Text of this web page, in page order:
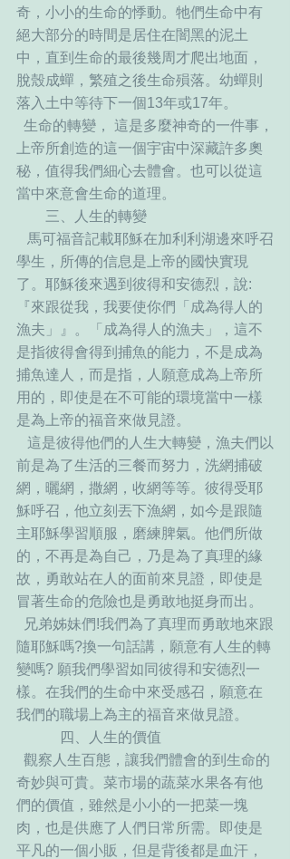
奇，小小的生命的悸動。牠們生命中有
絕大部分的時間是居住在闇黑的泥土
中，直到生命的最後幾周才爬出地面，
脫殼成蟬，繁殖之後生命殞落。幼蟬則
落入土中等待下一個13年或17年。
上帝所創造的這一個宇宙中深藏許多奧
秘，值得我們細心去體會。也可以從這
當中來意會生命的道理。
   　 三、人生的轉變
學生，所傳的信息是上帝的國快實現
了。耶穌後來遇到彼得和安德烈，說:
『來跟從我，我要使你們「成為得人的
漁夫」』。「成為得人的漁夫」，這不
是指彼得會得到捕魚的能力，不是成為
捕魚達人，而是指，人願意成為上帝所
用的，即使是在不可能的環境當中一樣
是為上帝的福音來做見證。
前是為了生活的三餐而努力，洗網捕破
網，曬網，撒網，收網等等。彼得受耶
穌呼召，他立刻丟下漁網，如今是跟隨
主耶穌學習順服，磨練脾氣。他們所做
的，不再是為自己，乃是為了真理的緣
故，勇敢站在人的面前來見證，即使是
冒著生命的危險也是勇敢地挺身而出。
隨耶穌嗎?換一句話講，願意有人生的轉
變嗎? 願我們學習如同彼得和安德烈一
樣。在我們的生命中來受感召，願意在
我們的職場上為主的福音來做見證。
      　  四、人生的價值
奇妙與可貴。菜市場的蔬菜水果各有他
們的價值，雖然是小小的一把菜一塊
肉，也是供應了人們日常所需。即使是
平凡的一個小販，但是背後都是血汗，